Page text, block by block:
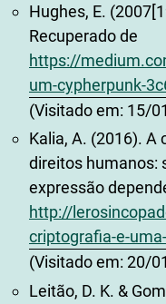
Hughes, E.
Recuperado de
https://
um-cypherpunk-
(Visitado em: 15/
Kalia, A. (2016). A
direitos humanos:
expressão
http://
criptografia-e-
(Visitado em: 20/
Leitão, D. K. &